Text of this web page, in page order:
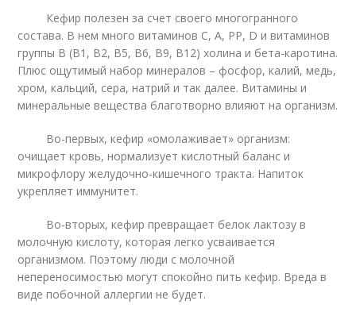
Кефир полезен за счет своего многогранного
состава. В нем много витаминов С, А, РР, D и витаминов
группы В (В1, В2, В5, В6, В9, В12) холина и бета-каротина.
Плюс ощутимый набор минералов – фосфор, калий, медь,
хром, кальций, сера, натрий и так далее. Витамины и
минеральные вещества благотворно влияют на организм.
Во-первых, кефир «омолаживает» организм:
очищает кровь, нормализует кислотный баланс и
микрофлору желудочно-кишечного тракта. Напиток
укрепляет иммунитет.
Во-вторых, кефир превращает белок лактозу в
молочную кислоту, которая легко усваивается
организмом. Поэтому люди с молочной
непереносимостью могут спокойно пить кефир. Вреда в
виде побочной аллергии не будет.